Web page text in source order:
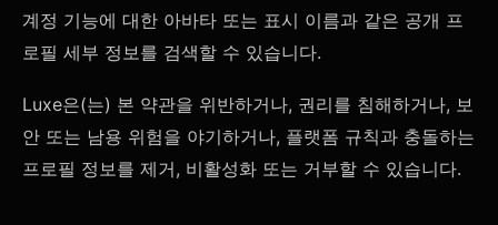
계정 기능에 대한 아바타 또는 표시 이름과 같은 공개 프
로필 세부 정보를 검색할 수 있습니다.
Luxe은(는) 본 약관을 위반하거나, 권리를 침해하거나, 보
안 또는 남용 위험을 야기하거나, 플랫폼 규칙과 충돌하는
프로필 정보를 제거, 비활성화 또는 거부할 수 있습니다.